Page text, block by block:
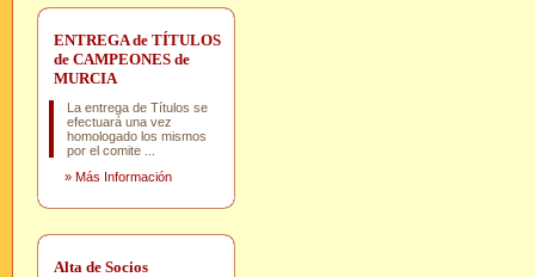
ENTREGA de TÍTULOS
de CAMPEONES de
MURCIA
La entrega de Títulos se
efectuará una vez
homologado los mismos
por el comite ...
» Más Información
Alta de Socios